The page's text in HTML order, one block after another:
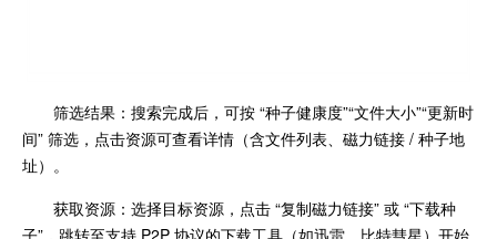
筛选结果：搜索完成后，可按 “种子健康度”“文件大小”“更新时
间” 筛选，点击资源可查看详情（含文件列表、磁力链接 / 种子地
址）。
获取资源：选择目标资源，点击 “复制磁力链接” 或 “下载种
子”，跳转至支持 P2P 协议的下载工具（如迅雷、比特彗星）开始